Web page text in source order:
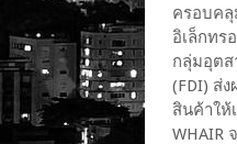
ครอบค
อิเล็กทร
กลุ่มอุตส
(FDI) ส่
สินค้าให้
WHAIR